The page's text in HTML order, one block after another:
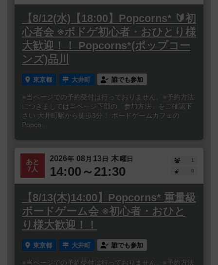
【8/12(水)【18:00】Popcorns* 🔰初
心者会 ※ボドゲ初心者・おひとり様
大歓迎！！ Popcorns*(ポップコー
ンズ)品川
東京都 大井町 誰でも参加
※当ページでの予約受付は行っておりません。※予約方法
につきましては当ページ下部の「参加方法」をご確認下
さい 大井町駅から徒歩3分！ ボードゲームカフェの
Popco...
あと
7人
2026年 08 月 13日 木曜日
14:00～21:30
1
0
【8/13(木)14:00】Popcorns* 重量級
ボードゲーム会 ※初心者・おひと
り様大歓迎！！
東京都 大井町 誰でも参加
※当ページでの予約受付は行っておりません。※予約方法